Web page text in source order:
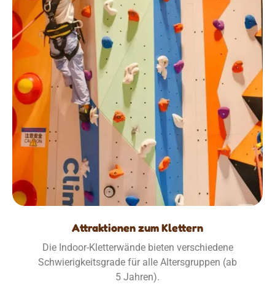
Attraktionen zum Klettern
Die Indoor-Kletterwände bieten verschiedene
Schwierigkeitsgrade für alle Altersgruppen (ab
5 Jahren).